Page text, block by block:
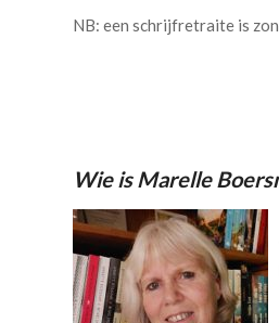
NB: een schrijfretraite is
Wie is Marelle